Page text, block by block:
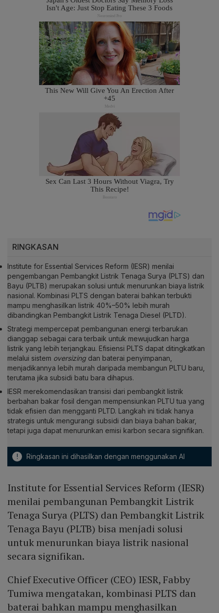
RINGKASAN
Institute for Essential Services Reform (IESR) menilai
pengembangan Pembangkit Listrik Tenaga Surya (PLTS) dan
Bayu (PLTB) merupakan solusi untuk menurunkan biaya listrik
nasional. Kombinasi PLTS dengan baterai bahkan terbukti
mampu menghasilkan listrik 40%–50% lebih murah
dibandingkan Pembangkit Listrik Tenaga Diesel (PLTD).
Strategi mempercepat pembangunan energi terbarukan
dianggap sebagai cara terbaik untuk mewujudkan harga
listrik yang lebih terjangkau. Efisiensi PLTS dapat ditingkatkan
melalui sistem oversizing dan baterai penyimpanan,
menjadikannya lebih murah daripada membangun PLTU baru,
terutama jika subsidi batu bara dihapus.
IESR merekomendasikan transisi dari pembangkit listrik
berbahan bakar fosil dengan mempensiunkan PLTU tua yang
tidak efisien dan mengganti PLTD. Langkah ini tidak hanya
strategis untuk mengurangi subsidi dan biaya bahan bakar,
tetapi juga dapat menurunkan emisi karbon secara signifikan.
! Ringkasan ini dihasilkan dengan menggunakan AI
Institute for Essential Services Reform (IESR)
menilai pembangunan Pembangkit Listrik
Tenaga Surya (PLTS) dan Pembangkit Listrik
Tenaga Bayu (PLTB) bisa menjadi solusi
untuk menurunkan biaya listrik nasional
secara signifikan.
Chief Executive Officer (CEO) IESR, Fabby
Tumiwa mengatakan, kombinasi PLTS dan
baterai bahkan mampu menghasilkan